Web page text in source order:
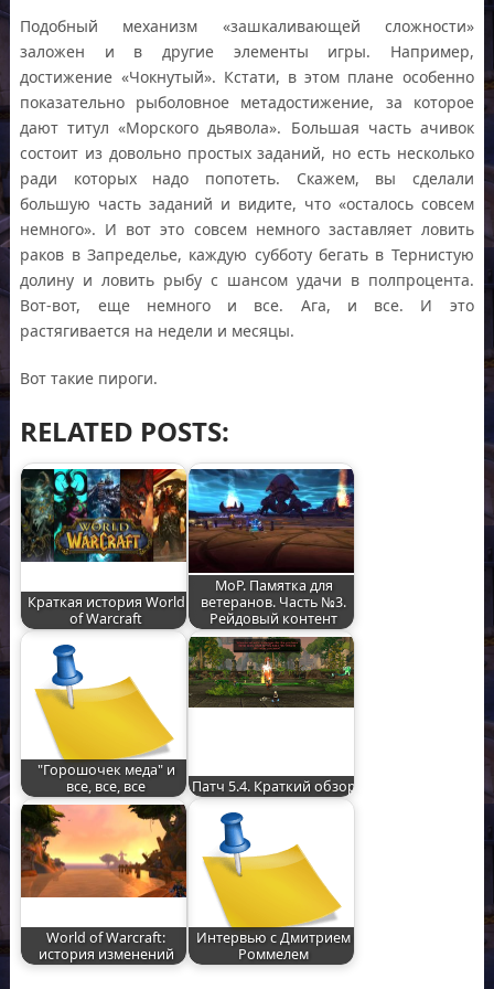
Подобный механизм «зашкаливающей сложности»
заложен и в другие элементы игры. Например,
достижение «Чокнутый». Кстати, в этом плане особенно
показательно рыболовное метадостижение, за которое
дают титул «Морского дьявола». Большая часть ачивок
состоит из довольно простых заданий, но есть несколько
ради которых надо попотеть. Скажем, вы сделали
большую часть заданий и видите, что «осталось совсем
немного». И вот это совсем немного заставляет ловить
раков в Запределье, каждую субботу бегать в Тернистую
долину и ловить рыбу с шансом удачи в полпроцента.
Вот-вот, еще немного и все. Ага, и все. И это
растягивается на недели и месяцы.
Вот такие пироги.
RELATED POSTS:
Краткая история World
of Warcraft
MoP. Памятка для
ветеранов. Часть №3.
Рейдовый контент
"Горошочек меда" и
все, все, все
Патч 5.4. Краткий обзор
World of Warcraft:
история изменений
Интервью с Дмитрием
Роммелем